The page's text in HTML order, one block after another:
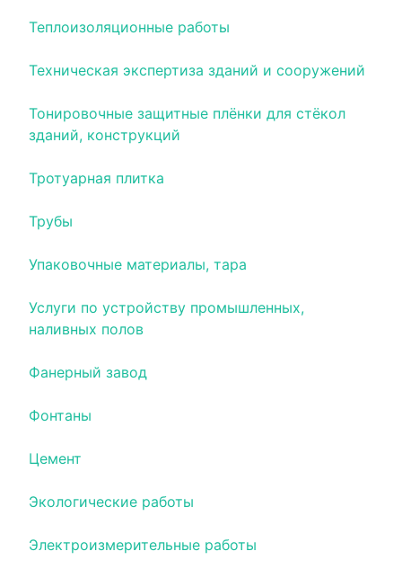
Теплоизоляционные работы
Техническая экспертиза зданий и сооружений
Тонировочные защитные плёнки для стёкол
зданий, конструкций
Тротуарная плитка
Трубы
Упаковочные материалы, тара
Услуги по устройству промышленных,
наливных полов
Фанерный завод
Фонтаны
Цемент
Экологические работы
Электроизмерительные работы